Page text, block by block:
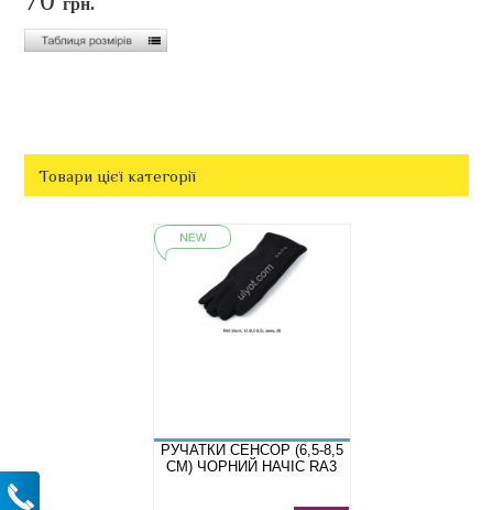
грн.
Товари цієї категорії
РУЧАТКИ СЕНСОР (6,5-8,5
СМ) ЧОРНИЙ НАЧІС RA3